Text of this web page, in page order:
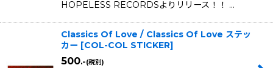
HOPELESS RECORDSよりリリース！！ …
Classics Of Love / Classics Of Love ステッ
カー [COL-COL STICKER]
500.-(税別)